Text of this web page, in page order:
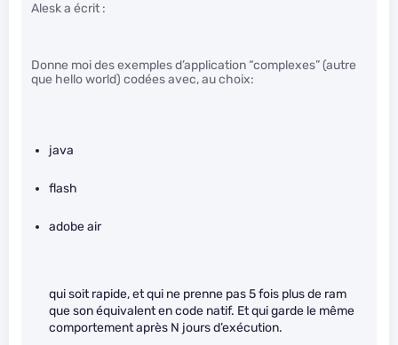
Alesk a écrit :
Donne moi des exemples d’application “complexes” (autre
que hello world) codées avec, au choix:
java
flash
adobe air
qui soit rapide, et qui ne prenne pas 5 fois plus de ram
que son équivalent en code natif. Et qui garde le même
comportement après N jours d’exécution.